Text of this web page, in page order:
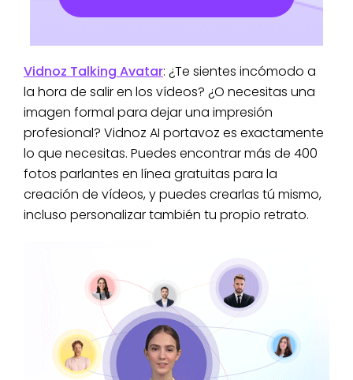
Vidnoz Talking Avatar: ¿Te sientes incómodo a
la hora de salir en los vídeos? ¿O necesitas una
imagen formal para dejar una impresión
profesional? Vidnoz AI portavoz es exactamente
lo que necesitas. Puedes encontrar más de 400
fotos parlantes en línea gratuitas para la
creación de vídeos, y puedes crearlas tú mismo,
incluso personalizar también tu propio retrato.